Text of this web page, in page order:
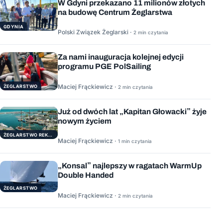
GDYNIA
W Gdyni przekazano 11 milionów złotych
na budowę Centrum Żeglarstwa
Polski Związek Żeglarski · 2 min czytania
ŻEGLARSTWO
Za nami inauguracja kolejnej edycji
programu PGE PolSailing
Maciej Frąckiewicz · 2 min czytania
ŻEGLARSTWO REKERACYJNE
Już od dwóch lat „Kapitan Głowacki” żyje
nowym życiem
Maciej Frąckiewicz · 1 min czytania
ŻEGLARSTWO
„Konsal” najlepszy w ragatach WarmUp
Double Handed
Maciej Frąckiewicz · 2 min czytania